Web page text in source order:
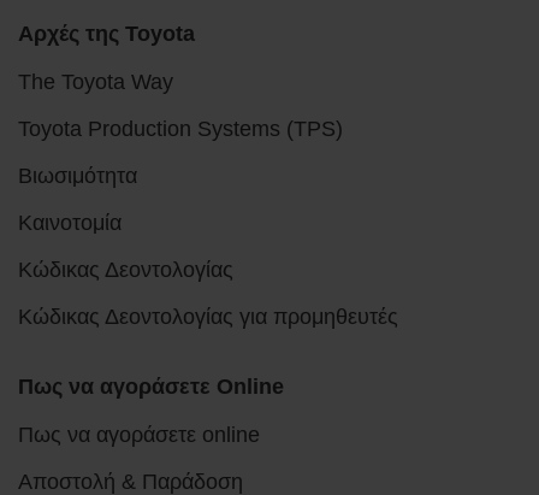
Αρχές της Toyota
The Toyota Way
Toyota Production Systems (TPS)
Βιωσιμότητα
Καινοτομία
Κώδικας Δεοντολογίας
Κώδικας Δεοντολογίας για προμηθευτές
Πως να αγοράσετε Online
Πως να αγοράσετε online
Αποστολή & Παράδοση